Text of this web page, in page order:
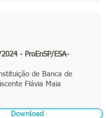
- ProEnSP/ESA-
de Banca de
Flávia Maia
Download